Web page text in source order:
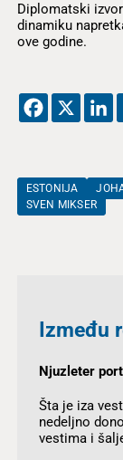
Diplomatski
dinamiku
ove godine.
ESTONIJA
SVEN MIKSER
Između
Njuzleter
Šta je iza
nedeljno
vestima i